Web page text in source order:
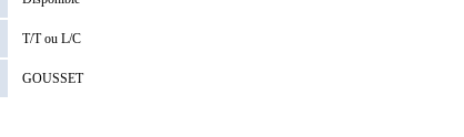
T/T ou L/C
GOUSSET